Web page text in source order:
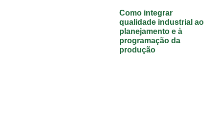
Como integrar
qualidade industrial ao
planejamento e à
programação da
produção